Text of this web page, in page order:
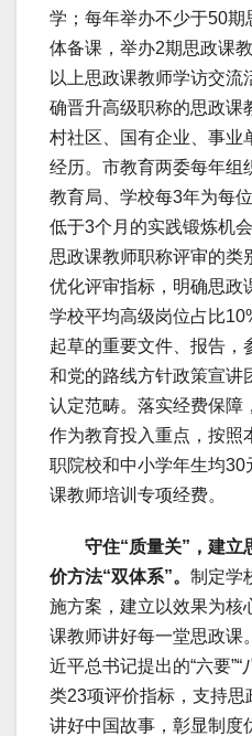
学；每年举办不少于50
体备课，举办2期思政课
以上思政课教师学访交流
确晋升高级职称的思政课
村社区、国有企业、事业
经历。市教育两委每年组
教育局、学校每3年为每
低于3个月的实践锻炼机
思政课教师职称评审的类
优化评审指标，明确思政
学校平均高级岗位占比
起草的重要文件、报告，
和党的路线方针政策宣讲
认定范畴。落实经费保障
作为教育投入重点，按照
职院校和中小学年生均
课教师培训专项经费。
守住“质量关”，建立
价方法“双体系”。 制定学
施方案，建立以效果为核
课教师讲好每一堂思政课
近平总书记提出的“六要
类23项评价指标，支持思
讲好中国故事，彰显制度